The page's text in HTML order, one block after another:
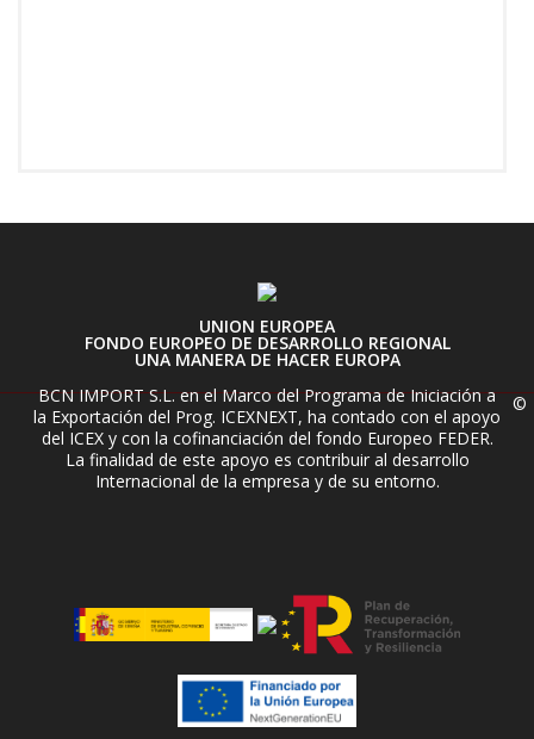
UNION EUROPEA
FONDO EUROPEO DE DESARROLLO REGIONAL
UNA MANERA DE HACER EUROPA
BCN IMPORT S.L. en el Marco del Programa de Iniciación a
la Exportación del Prog. ICEXNEXT, ha contado con el apoyo
del ICEX y con la cofinanciación del fondo Europeo FEDER.
La finalidad de este apoyo es contribuir al desarrollo
Internacional de la empresa y de su entorno.
©